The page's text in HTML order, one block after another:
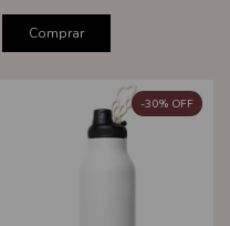
Comprar
-30% OFF